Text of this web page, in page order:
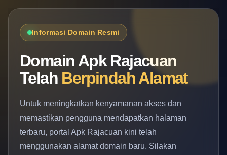
Informasi Domain Resmi
Domain Apk Rajacuan
Telah Berpindah Alamat
Untuk meningkatkan kenyamanan akses dan
memastikan pengguna mendapatkan halaman
terbaru, portal Apk Rajacuan kini telah
menggunakan alamat domain baru. Silakan